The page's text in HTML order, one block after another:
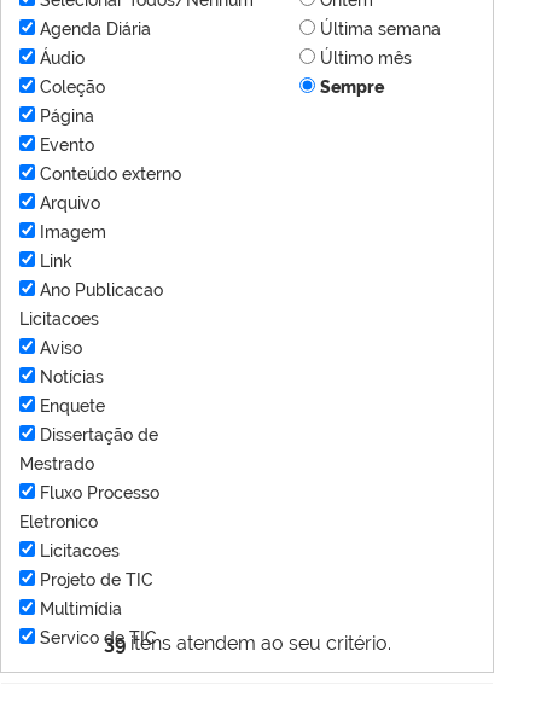
39itens atendem ao seu critério.
Agenda Diária
Áudio
Coleção
Página
Evento
Conteúdo externo
Arquivo
Imagem
Link
Ano Publicacao
Licitacoes
Aviso
Notícias
Enquete
Dissertação de
Mestrado
Fluxo Processo
Eletronico
Licitacoes
Projeto de TIC
Multimídia
Servico de TIC
Última semana
Último mês
Sempre